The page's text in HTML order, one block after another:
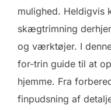
mulighed. Heldigvis
skægtrimning
og værktøjer. I
for-trin guide til at
hjemme. Fra
finpudsning af